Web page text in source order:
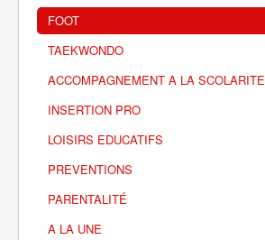
FOOT
TAEKWONDO
ACCOMPAGNEMENT A LA SCOLARITE
INSERTION PRO
LOISIRS EDUCATIFS
PREVENTIONS
PARENTALITÉ
A LA UNE